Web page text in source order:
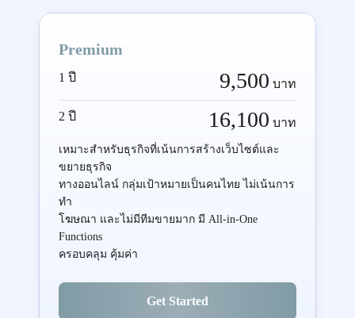
Premium
1 ปี 9,500 บาท
2 ปี 16,100 บาท
เหมาะสำหรับธุรกิจที่เน้นการสร้างเว็บไซต์และ
ขยายธุรกิจ
ทางออนไลน์ กลุ่มเป้าหมายเป็นคนไทย ไม่เน้นการ
ทำ
โฆษณา และไม่มีทีมขายมาก มี All-in-One
Functions
ครอบคลุม คุ้มค่า
Get Started